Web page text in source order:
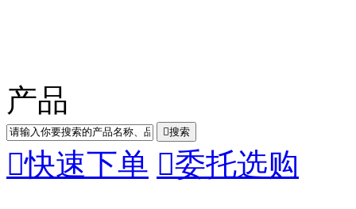
产品
搜索
快速下单 委托选购